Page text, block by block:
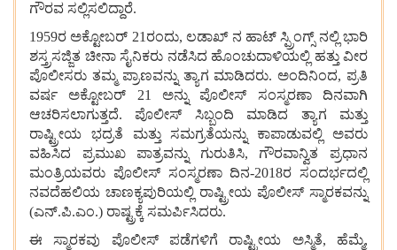
ಗೌರವ ಸಲ್ಲಿಸಲಿದ್ದಾರೆ.
1959ರ ಅಕ್ಟೋಬರ್ 21ರಂದು, ಲಡಾಖ್ ನ ಹಾಟ್ ಸ್ಪ್ರಿಂಗ್ಸ್ ನಲ್ಲಿ ಭಾರಿ
ಶಸ್ತ್ರಸಜ್ಜಿತ ಚೀನಾ ಸೈನಿಕರು ನಡೆಸಿದ ಹೊಂಚುದಾಳಿಯಲ್ಲಿ ಹತ್ತು ವೀರ
ಪೊಲೀಸರು ತಮ್ಮ ಪ್ರಾಣವನ್ನು ತ್ಯಾಗ ಮಾಡಿದರು. ಅಂದಿನಿಂದ, ಪ್ರತಿ
ವರ್ಷ ಅಕ್ಟೋಬರ್ 21 ಅನ್ನು ಪೊಲೀಸ್ ಸಂಸ್ಮರಣಾ ದಿನವಾಗಿ
ಆಚರಿಸಲಾಗುತ್ತದೆ. ಪೊಲೀಸ್ ಸಿಬ್ಬಂದಿ ಮಾಡಿದ ತ್ಯಾಗ ಮತ್ತು
ರಾಷ್ಟ್ರೀಯ ಭದ್ರತೆ ಮತ್ತು ಸಮಗ್ರತೆಯನ್ನು ಕಾಪಾಡುವಲ್ಲಿ ಅವರು
ವಹಿಸಿದ ಪ್ರಮುಖ ಪಾತ್ರವನ್ನು ಗುರುತಿಸಿ, ಗೌರವಾನ್ವಿತ ಪ್ರಧಾನ
ಮಂತ್ರಿಯವರು ಪೊಲೀಸ್ ಸಂಸ್ಮರಣಾ ದಿನ-2018ರ ಸಂದರ್ಭದಲ್ಲಿ
ನವದೆಹಲಿಯ ಚಾಣಕ್ಯಪುರಿಯಲ್ಲಿ ರಾಷ್ಟ್ರೀಯ ಪೊಲೀಸ್ ಸ್ಮಾರಕವನ್ನು
(ಎನ್.ಪಿ.ಎಂ.) ರಾಷ್ಟ್ರಕ್ಕೆ ಸಮರ್ಪಿಸಿದರು.
ಈ ಸ್ಮಾರಕವು ಪೊಲೀಸ್ ಪಡೆಗಳಿಗೆ ರಾಷ್ಟ್ರೀಯ ಅಸ್ಮಿತೆ, ಹೆಮ್ಮೆ,